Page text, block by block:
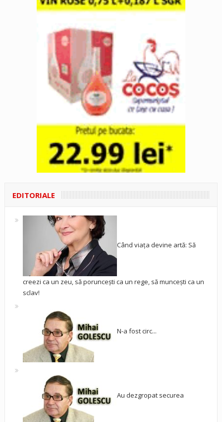
EDITORIALE
Când viața devine artă: Să
creezi ca un zeu, să poruncești ca un rege, să muncești ca un
sclav!
N-a fost circ...
Au dezgropat securea